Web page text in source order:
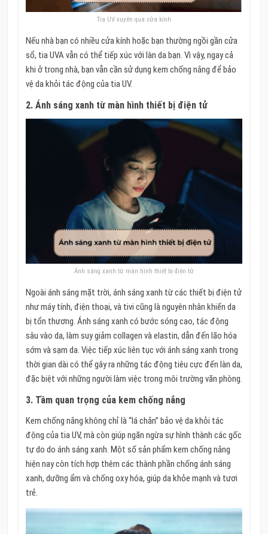
Tia UV xuyên qua cửa kính
Nếu nhà bạn có nhiều cửa kính hoặc bạn thường ngồi gần cửa
sổ, tia UVA vẫn có thể tiếp xúc với làn da bạn. Vì vậy, ngay cả
khi ở trong nhà, bạn vẫn cần sử dụng kem chống nắng để bảo
vệ da khỏi tác động của tia UV.
2. Ánh sáng xanh từ màn hình thiết bị điện tử
Ánh sáng xanh từ màn hình thiết bị điện tử
Ngoài ánh sáng mặt trời, ánh sáng xanh từ các thiết bị điện tử
như máy tính, điện thoại, và tivi cũng là nguyên nhân khiến da
bị tổn thương. Ánh sáng xanh có bước sóng cao, tác động
sâu vào da, làm suy giảm collagen và elastin, dẫn đến lão hóa
sớm và sạm da. Việc tiếp xúc liên tục với ánh sáng xanh trong
thời gian dài có thể gây ra những tác động tiêu cực đến làn da,
đặc biệt với những người làm việc trong môi trường văn phòng.
3. Tầm quan trọng của kem chống nắng
Kem chống nắng không chỉ là “lá chắn” bảo vệ da khỏi tác
động của tia UV, mà còn giúp ngăn ngừa sự hình thành các gốc
tự do do ánh sáng xanh. Một số sản phẩm kem chống nắng
hiện nay còn tích hợp thêm các thành phần chống ánh sáng
xanh, dưỡng ẩm và chống oxy hóa, giúp da khỏe mạnh và tươi
trẻ.